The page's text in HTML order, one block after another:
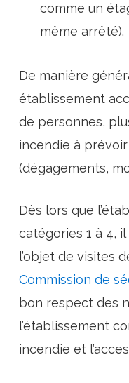
comme un
même arrêté).
De manière
établissement
de personnes,
incendie à
(dégagements,
Dès lors que
catégories 1 à 4,
l’objet de visites
Commission de
bon respect des
l’établissement
incendie et